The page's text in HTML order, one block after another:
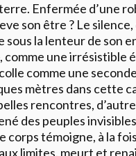
Enfermée d’une
son être ? Le
la lenteur de son
une irrésistible
comme une
mètres dans cette
rencontres,
des peuples
corps témoigne, à la
limites, meurt et